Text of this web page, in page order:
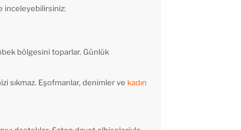
inceleyebilirsiniz:
bölgesini toparlar. Günlük
sıkmaz. Eşofmanlar, denimler ve kadın